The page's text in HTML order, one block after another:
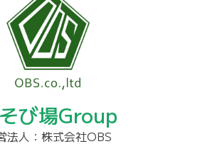
び場Group
法人：株式会社OBS